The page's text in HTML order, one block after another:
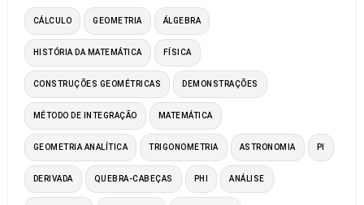
CÁLCULO GEOMETRIA ÁLGEBRA
HISTÓRIA DA MATEMÁTICA FÍSICA
CONSTRUÇÕES GEOMÉTRICAS DEMONSTRAÇÕES
MÉTODO DE INTEGRAÇÃO MATEMÁTICA
GEOMETRIA ANALÍTICA TRIGONOMETRIA ASTRONOMIA PI
DERIVADA QUEBRA-CABEÇAS PHI ANÁLISE